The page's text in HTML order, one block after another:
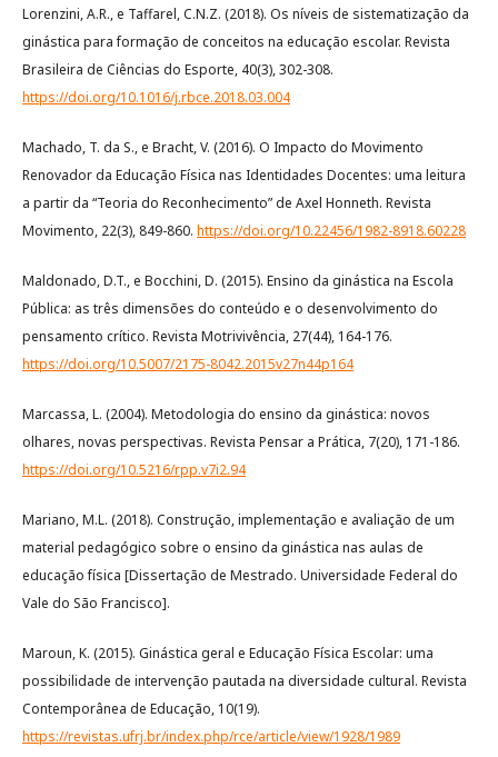
Lorenzini, A.R., e Taffarel, C.N.Z. (2018). Os níveis de sistematização da
ginástica para formação de conceitos na educação escolar. Revista
Brasileira de Ciências do Esporte, 40(3), 302-308.
https://doi.org/10.1016/j.rbce.2018.03.004
Machado, T. da S., e Bracht, V. (2016). O Impacto do Movimento
Renovador da Educação Física nas Identidades Docentes: uma leitura
a partir da “Teoria do Reconhecimento” de Axel Honneth. Revista
Movimento, 22(3), 849-860. https://doi.org/10.22456/1982-8918.60228
Maldonado, D.T., e Bocchini, D. (2015). Ensino da ginástica na Escola
Pública: as três dimensões do conteúdo e o desenvolvimento do
pensamento crítico. Revista Motrivivência, 27(44), 164-176.
https://doi.org/10.5007/2175-8042.2015v27n44p164
Marcassa, L. (2004). Metodologia do ensino da ginástica: novos
olhares, novas perspectivas. Revista Pensar a Prática, 7(20), 171-186.
https://doi.org/10.5216/rpp.v7i2.94
Mariano, M.L. (2018). Construção, implementação e avaliação de um
material pedagógico sobre o ensino da ginástica nas aulas de
educação física [Dissertação de Mestrado. Universidade Federal do
Vale do São Francisco].
Maroun, K. (2015). Ginástica geral e Educação Física Escolar: uma
possibilidade de intervenção pautada na diversidade cultural. Revista
Contemporânea de Educação, 10(19).
https://revistas.ufrj.br/index.php/rce/article/view/1928/1989